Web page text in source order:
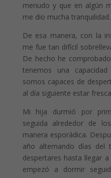
menudo y que en algún
me dio mucha tranquilidad.
De esa manera, con la
me fue tan difícil
De hecho he
tenemos una
somos capaces de
al día siguiente estar
Mi hija durmió por
seguida alrededor de
manera esporádica.
año alternando días del
despertares hasta llegar
empezó a dormir